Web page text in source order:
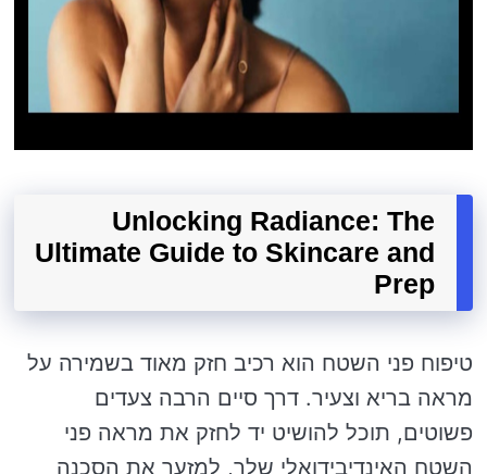
Unlocking Radiance: The
Ultimate Guide to Skincare and
Prep
טיפוח פני השטח הוא רכיב חזק מאוד בשמירה על
מראה בריא וצעיר. דרך סיים הרבה צעדים
פשוטים, תוכל להושיט יד לחזק את מראה פני
השטח האינדיבידואלי שלך, למזער את הסכנה